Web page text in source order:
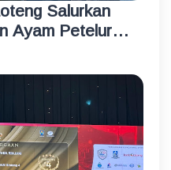
Salurkan
Ayam Petelur
Korban